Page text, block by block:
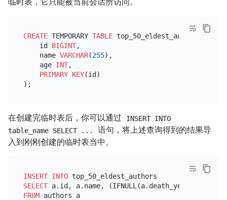
CREATE TEMPORARY TABLE top_50_eldest_authors (
    id
BIGINT,
    name
VARCHAR(255),
    age
INT,
PRIMARY KEY(id)
在创建完临时表后，你可以通过
INSERT INTO
table_name SELECT ...
语句，将上述查询得到的结果导
入到刚刚创建的临时表当中。
INSERT INTO
SELECT a.id, a.name, (IFNULL(a.death_year,
FROM
authors a